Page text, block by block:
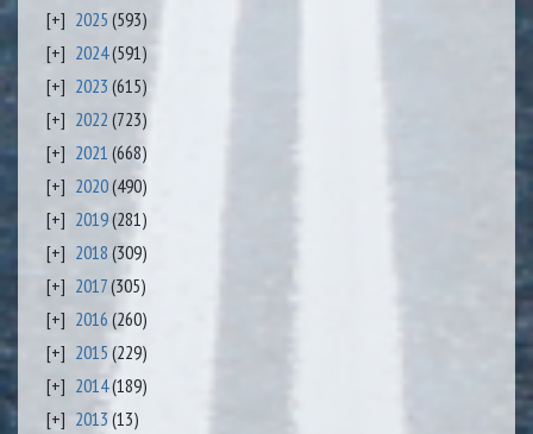
2025 (593)
2024(591)
2023 (615)
2022 (723)
2021 (668)
2020(490)
2019(281)
2018 (309)
2017(305)
2016 (260)
2015 (229)
2014(189)
2013 (13)